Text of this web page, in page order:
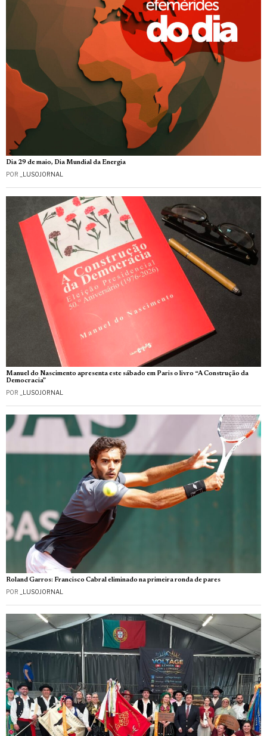
Dia 29 de maio, Dia Mundial da Energia
POR _LUSOJORNAL
Manuel do Nascimento apresenta este sábado em Paris o livro “A Construção da
Democracia”
POR _LUSOJORNAL
Roland Garros: Francisco Cabral eliminado na primeira ronda de pares
POR _LUSOJORNAL